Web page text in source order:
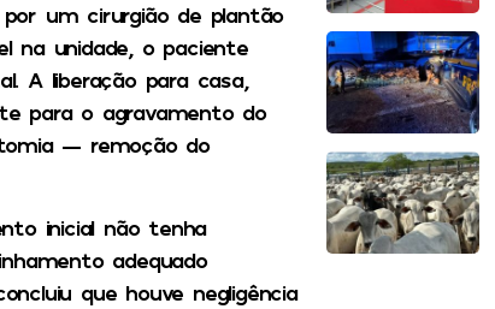
um cirurgião de plantão
na unidade, o paciente
A liberação para casa,
para o agravamento do
— remoção do
inicial não tenha
adequado
que houve negligência